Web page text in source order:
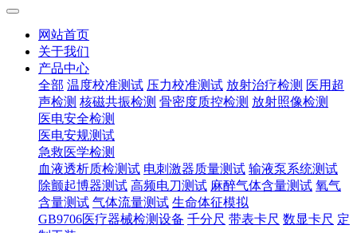
网站首页
关于我们
产品中心
全部 温度校准测试 压力校准测试 放射治疗检测 医用超
声检测 核磁共振检测 骨密度质控检测 放射照像检测
医电安全检测
医电安规测试
急救医学检测
血液透析质检测试 电刺激器质量测试 输液泵系统测试
除颤起博器测试 高频电刀测试 麻醉气体含量测试 氧气
含量测试 气体流量测试 生命体征模拟
GB9706医疗器械检测设备 千分尺 带表卡尺 数显卡尺 定